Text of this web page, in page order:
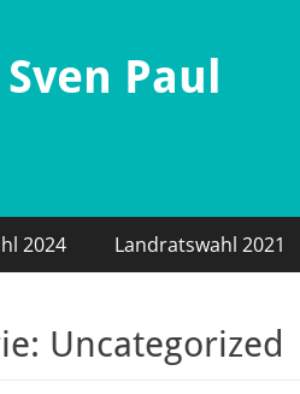
Sven Paul
2024 Landratswahl 2021
Uncategorized